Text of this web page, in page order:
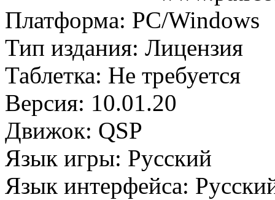
Платформа: PC/Windows
Тип издания: Лицензия
Таблетка: Не требуется
Версия: 10.01.20
Движок: QSP
Язык игры: Русский
Язык интерфейса: